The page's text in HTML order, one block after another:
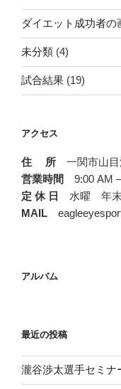
ダイエット成功者の
未分類 (4)
試合結果 (19)
アクセス
住 所 一関市山目
営業時間
9:00 AM
定 休 日
水曜 年末
MAIL
アルバム
最近の投稿
瀧谷渉太選手セミナ